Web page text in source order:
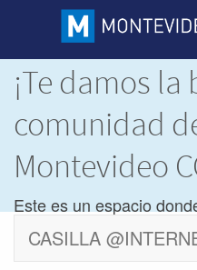
¡Te damos
comunidad
Montevideo
Este es un espacio
intercambiamos dudas y
productos de
CASILLA